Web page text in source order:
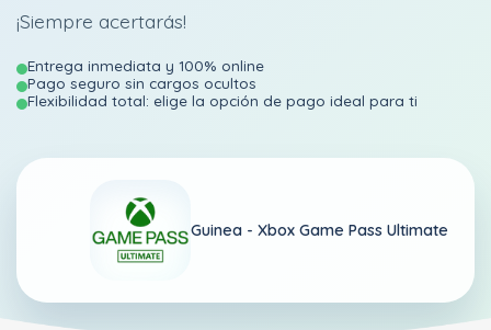
¡Siempre acertarás!
Entrega inmediata y 100% online
Pago seguro sin cargos ocultos
Flexibilidad total: elige la opción de pago ideal para ti
Guinea - Xbox Game Pass Ultimate